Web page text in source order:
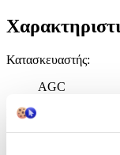
Κατασκευαστής:
AGC
Είδος: